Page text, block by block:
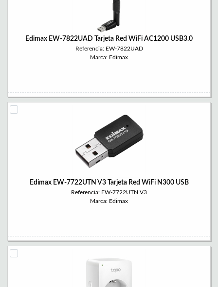
Edimax EW-7822UAD Tarjeta Red WiFi AC1200 USB3.0
Referencia: EW-7822UAD
Marca: Edimax
Edimax EW-7722UTN V3 Tarjeta Red WiFi N300 USB
Referencia: EW-7722UTN V3
Marca: Edimax